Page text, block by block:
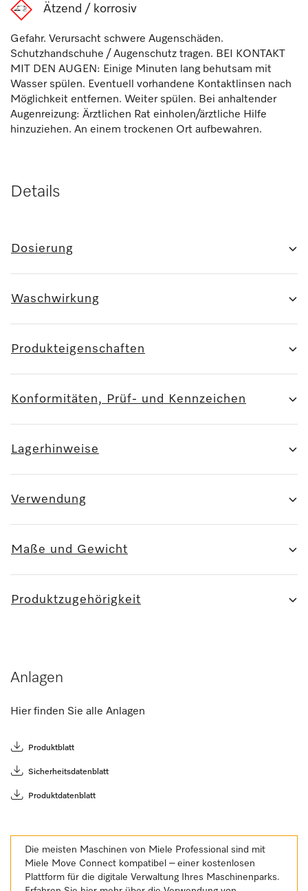
Ätzend / korrosiv
Gefahr. Verursacht schwere Augenschäden.
Schutzhandschuhe / Augenschutz tragen. BEI KONTAKT
MIT DEN AUGEN: Einige Minuten lang behutsam mit
Wasser spülen. Eventuell vorhandene Kontaktlinsen nach
Möglichkeit entfernen. Weiter spülen. Bei anhaltender
Augenreizung: Ärztlichen Rat einholen/ärztliche Hilfe
hinzuziehen. An einem trockenen Ort aufbewahren.
Details
Dosierung
Waschwirkung
Produkteigenschaften
Konformitäten, Prüf- und Kennzeichen
Lagerhinweise
Verwendung
Maße und Gewicht
Produktzugehörigkeit
Anlagen
Hier finden Sie alle Anlagen
Produktblatt
Sicherheitsdatenblatt
Produktdatenblatt
Die meisten Maschinen von Miele Professional sind mit
Miele Move Connect kompatibel – einer kostenlosen
Plattform für die digitale Verwaltung Ihres Maschinenparks.